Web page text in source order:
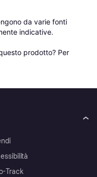
da varie fonti
indicative.
prodotto? Per
Track